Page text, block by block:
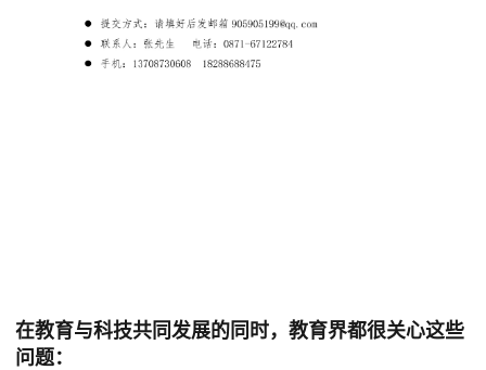
在教育与科技共同发展的同时，教育界都很关心这些
问题：